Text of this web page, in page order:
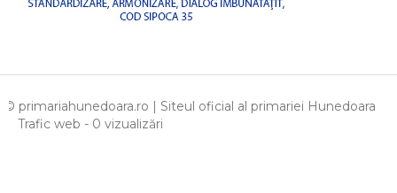
© primariahunedoara.ro | Siteul oficial al primariei Hunedoara
Trafic web - 0 vizualizări